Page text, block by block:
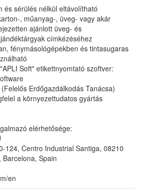
és sérülés nélkül eltávolítható
, műanyag-, üveg- vagy akár
ajánlott üveg- és
címkézéséhez
fénymásológépekben és tintasugaras
Soft" etikettnyomtató szoftver:
Erdőgazdálkodás Tanácsa)
a környezettudatos gyártás
elérhetősége:
124, Centro Industrial Santiga, 08210
Barcelona, Spain
en